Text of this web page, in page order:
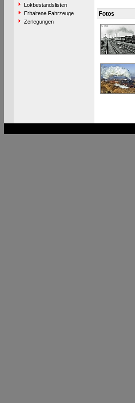
Lokbestandslisten
Erhaltene Fahrzeuge
Zerlegungen
Fotos